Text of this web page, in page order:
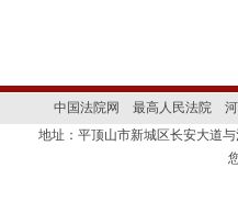
中国法院网 最高人民法院
地址：平顶山市新城区长安大